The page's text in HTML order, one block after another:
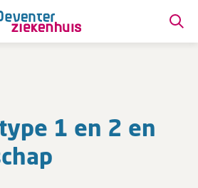
1 en 2 en